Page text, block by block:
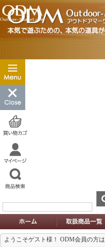
ようこそゲスト様！ ODM会員の方は